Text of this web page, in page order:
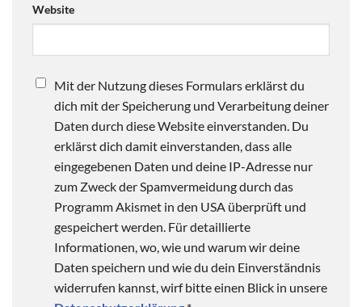
Website
Mit der Nutzung dieses Formulars erklärst du
dich mit der Speicherung und Verarbeitung deiner
Daten durch diese Website einverstanden. Du
erklärst dich damit einverstanden, dass alle
eingegebenen Daten und deine IP-Adresse nur
zum Zweck der Spamvermeidung durch das
Programm Akismet in den USA überprüft und
gespeichert werden. Für detaillierte
Informationen, wo, wie und warum wir deine
Daten speichern und wie du dein Einverständnis
widerrufen kannst, wirf bitte einen Blick in unsere